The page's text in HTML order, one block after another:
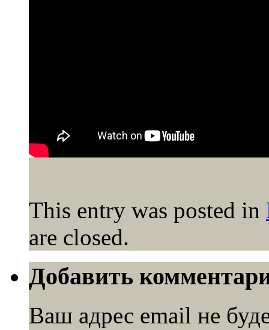
This entry was posted in
are closed.
Добавить
Ваш адрес email не